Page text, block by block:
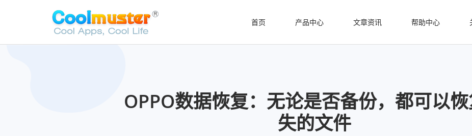
首页 产品中心 文章资讯 帮助中心
OPPO数据恢复：无论是否备份，都可以
失的文件